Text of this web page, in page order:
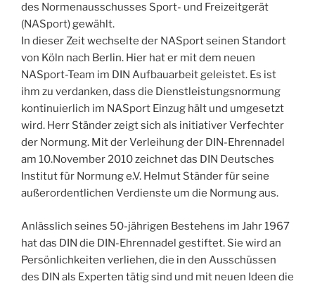
des Normenausschusses Sport- und Freizeitgerät
(NASport) gewählt.
In dieser Zeit wechselte der NASport seinen Standort
von Köln nach Berlin. Hier hat er mit dem neuen
NASport-Team im DIN Aufbauarbeit geleistet. Es ist
ihm zu verdanken, dass die Dienstleistungsnormung
kontinuierlich im NASport Einzug hält und umgesetzt
wird. Herr Ständer zeigt sich als initiativer Verfechter
der Normung. Mit der Verleihung der DIN-Ehrennadel
am 10.November 2010 zeichnet das DIN Deutsches
Institut für Normung e.V. Helmut Ständer für seine
außerordentlichen Verdienste um die Normung aus.
Anlässlich seines 50-jährigen Bestehens im Jahr 1967
hat das DIN die DIN-Ehrennadel gestiftet. Sie wird an
Persönlichkeiten verliehen, die in den Ausschüssen
des DIN als Experten tätig sind und mit neuen Ideen die